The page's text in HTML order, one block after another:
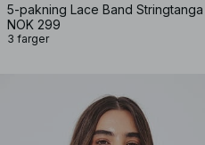
5-pakning Lace Band Stringtanga
NOK 299
3 farger